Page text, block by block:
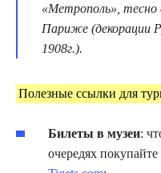
«Метрополь», тесно
Париже (декорации
1908г.).
Полезные ссылки для
Билеты в музеи:
очередях покупайте